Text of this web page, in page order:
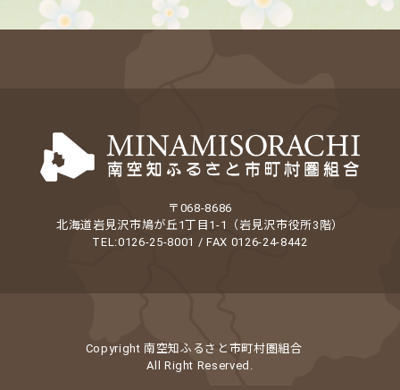
〒068-8686
北海道岩見沢市鳩が丘1丁目1-1（岩見沢市役所3階）
TEL:0126-25-8001 / FAX 0126-24-8442
Copyright 南空知ふるさと市町村圏組合
All Right Reserved.